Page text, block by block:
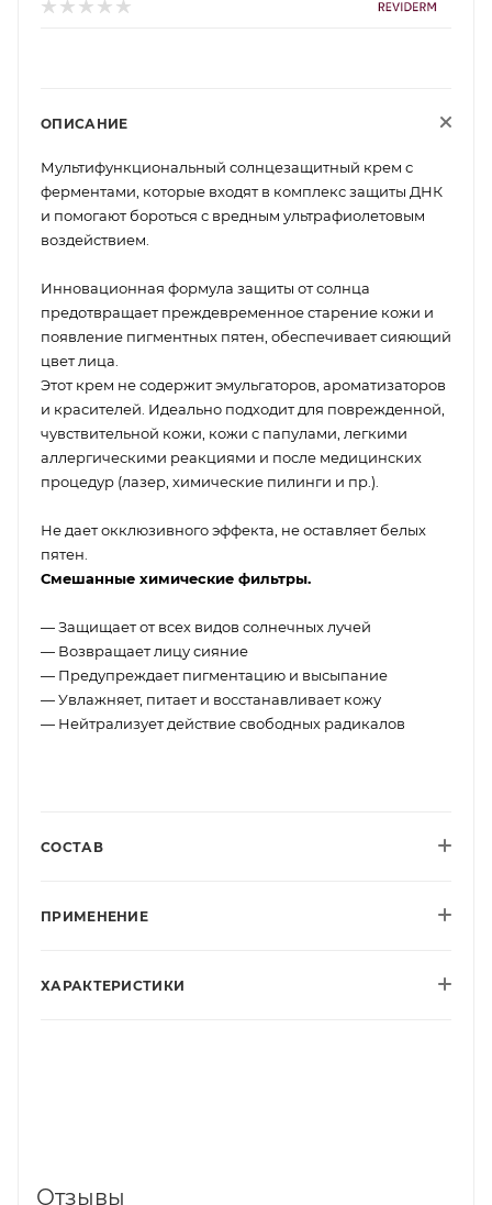
ОПИСАНИЕ
Мультифункциональный солнцезащитный крем с
ферментами, которые входят в комплекс защиты ДНК
и помогают бороться с вредным ультрафиолетовым
воздействием.
Инновационная формула защиты от солнца
предотвращает преждевременное старение кожи и
появление пигментных пятен, обеспечивает сияющий
цвет лица.
Этот крем не содержит эмульгаторов, ароматизаторов
и красителей. Идеально подходит для поврежденной,
чувствительной кожи, кожи с папулами, легкими
аллергическими реакциями и после медицинских
процедур (лазер, химические пилинги и пр.).
Не дает окклюзивного эффекта, не оставляет белых
пятен.
Смешанные химические фильтры.
— Защищает от всех видов солнечных лучей
— Возвращает лицу сияние
— Предупреждает пигментацию и высыпание
— Увлажняет, питает и восстанавливает кожу
— Нейтрализует действие свободных радикалов
СОСТАВ
ПРИМЕНЕНИЕ
ХАРАКТЕРИСТИКИ
Отзывы